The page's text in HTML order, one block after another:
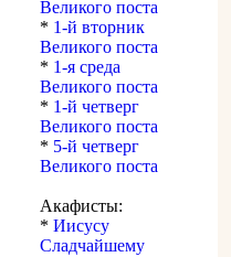
Великого поста
* 1-й вторник
Великого поста
* 1-я среда
Великого поста
* 1-й четверг
Великого поста
* 5-й четверг
Великого поста
Акафисты:
* Иисусу
Сладчайшему